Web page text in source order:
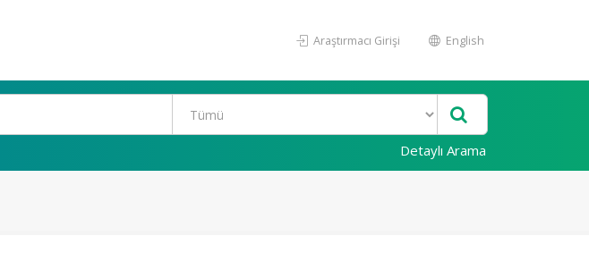
Araştırmacı Girişi English
Detaylı Arama